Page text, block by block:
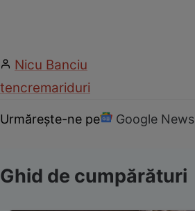
Nicu Banciu
tencremariduri
Urmărește-ne pe Google News
Ghid de cumpărături